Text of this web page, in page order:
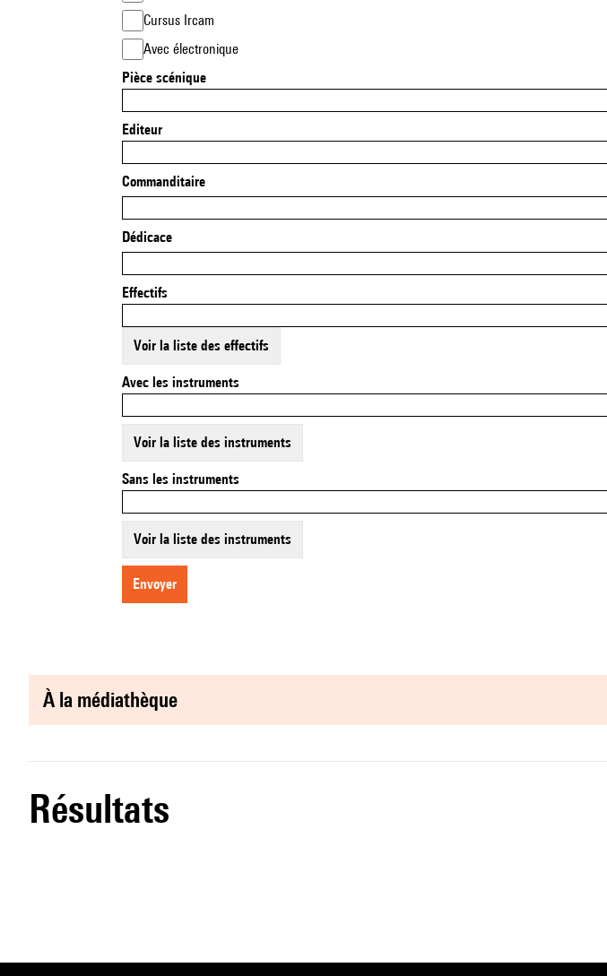
Cursus Ircam
Avec électronique
Pièce scénique
Editeur
Commanditaire
Dédicace
Effectifs
Voir la liste des effectifs
Avec les instruments
Voir la liste des instruments
Sans les instruments
Voir la liste des instruments
envoyer
à la médiathèque
résultats